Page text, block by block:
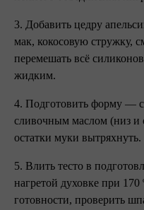
3. Добавить цедру
мак, кокосовую стружку,
перемешать всё
жидким.
4. Подготовить форму —
сливочным маслом (низ и
остатки муки вытряхнуть.
5. Влить тесто в
нагретой духовке при
готовности, проверить